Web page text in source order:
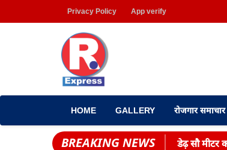
Privacy Policy App verify
HOME GALLERY रोजगार समाचार
BREAKING NEWS डेढ़ सौ मीटर